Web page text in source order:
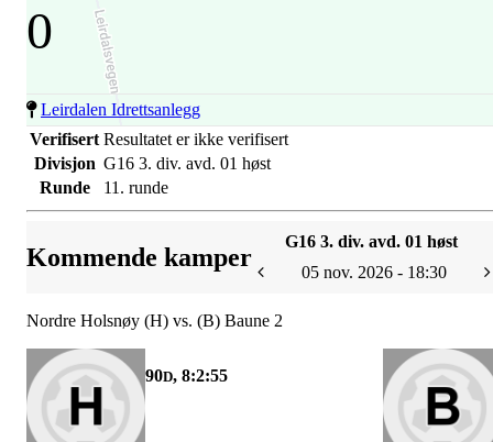
0
Leirdalen Idrettsanlegg
Verifisert Resultatet er ikke verifisert
Divisjon G16 3. div. avd. 01 høst
Runde
11. runde
Kommende kamper
G16 3. div. avd. 01 høst
05 nov. 2026 - 18:30
Nordre Holsnøy (H) vs. (B) Baune 2
90D, 8:2:55